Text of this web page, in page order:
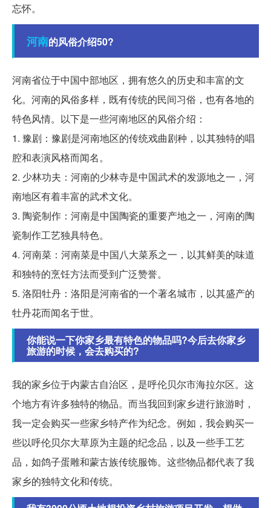
忘怀。
河南的风俗介绍50?
河南省位于中国中部地区，拥有悠久的历史和丰富的文
化。河南的风俗多样，既有传统的民间习俗，也有各地的
特色风情。以下是一些河南地区的风俗介绍：
1. 豫剧：豫剧是河南地区的传统戏曲剧种，以其独特的唱
腔和表演风格而闻名。
2. 少林功夫：河南的少林寺是中国武术的发源地之一，河
南地区有着丰富的武术文化。
3. 陶瓷制作：河南是中国陶瓷的重要产地之一，河南的陶
瓷制作工艺独具特色。
4. 河南菜：河南菜是中国八大菜系之一，以其鲜美的味道
和独特的烹饪方法而受到广泛赞誉。
5. 洛阳牡丹：洛阳是河南省的一个著名城市，以其盛产的
牡丹花而闻名于世。
你能说一下你家乡最有特色的物品吗?今后去你家乡
旅游的时候，会去购买的?
我的家乡位于内蒙古自治区，是呼伦贝尔市海拉尔区。这
个地方有许多独特的物品。而当我回到家乡进行旅游时，
我一定会购买一些家乡特产作为纪念。例如，我会购买一
些以呼伦贝尔大草原为主题的纪念品，以及一些手工艺
品，如鸽子蛋雕和蒙古族传统服饰。这些物品都代表了我
家乡的独特文化和传统。